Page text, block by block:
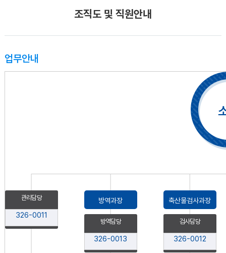
조직도 및 직원안내
업무안내
관리담당
326-0011
방역과장
방역담당
326-0013
축산물검사과장
검사담당
326-0012